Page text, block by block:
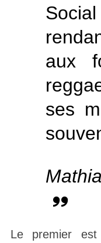
aux
ses
Le premier